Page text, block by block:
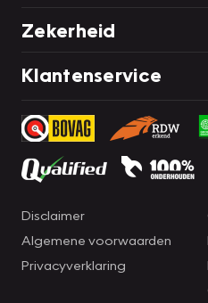
Zekerheid
Klantenservice
Disclaimer
Algemene voorwaarden
Privacyverklaring